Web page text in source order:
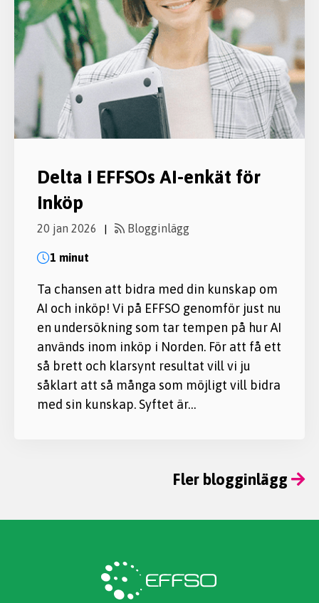
Delta i EFFSOs AI-enkät för
inköp
20 jan 2026 | Blogginlägg
1 minut
Ta chansen att bidra med din kunskap om
AI och inköp! Vi på EFFSO genomför just nu
en undersökning som tar tempen på hur AI
används inom inköp i Norden. För att få ett
så brett och klarsynt resultat vill vi ju
såklart att så många som möjligt vill bidra
med sin kunskap. Syftet är…
Fler blogginlägg